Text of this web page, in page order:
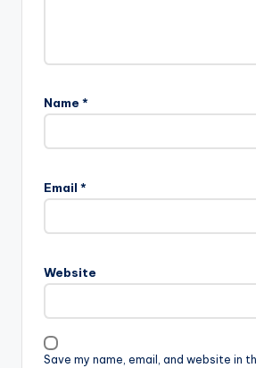
Name *
Email *
Website
Save my name, email, and website in